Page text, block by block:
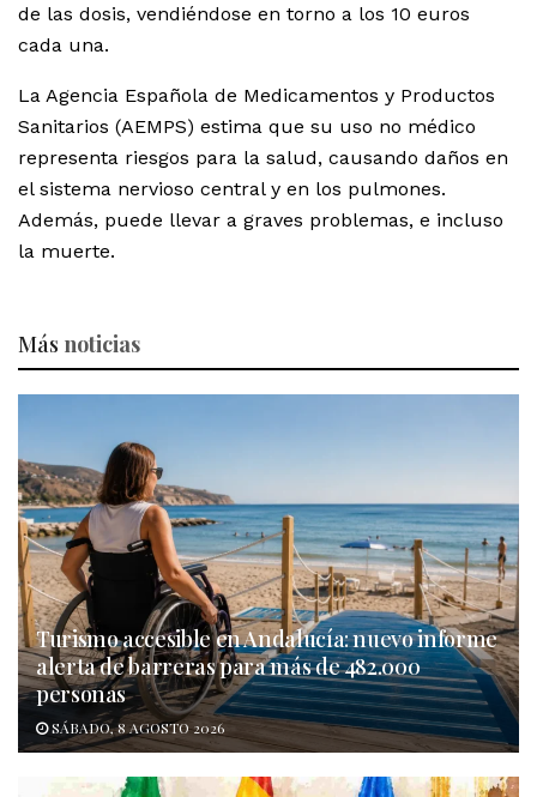
de las dosis, vendiéndose en torno a los 10 euros
cada una.
La Agencia Española de Medicamentos y Productos
Sanitarios (AEMPS) estima que su uso no médico
representa riesgos para la salud, causando daños en
el sistema nervioso central y en los pulmones.
Además, puede llevar a graves problemas, e incluso
la muerte.
Más noticias
Turismo accesible en Andalucía: nuevo informe
alerta de barreras para más de 482.000
personas
SÁBADO, 8 AGOSTO 2026